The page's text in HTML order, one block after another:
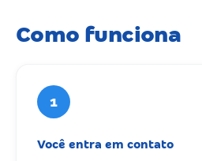
Como funciona
1
Você entra em contato